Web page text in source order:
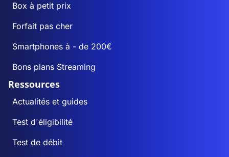
Box à petit prix
Forfait pas cher
Smartphones à - de 200€
Bons plans Streaming
Ressources
Actualités et guides
Test d'éligibilité
Test de débit